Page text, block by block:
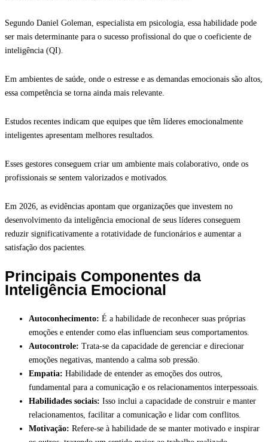
Segundo Daniel Goleman, especialista em psicologia, essa habilidade pode
ser mais determinante para o sucesso profissional do que o coeficiente de
inteligência (QI).
Em ambientes de saúde, onde o estresse e as demandas emocionais são altos,
essa competência se torna ainda mais relevante.
Estudos recentes indicam que equipes que têm líderes emocionalmente
inteligentes apresentam melhores resultados.
Esses gestores conseguem criar um ambiente mais colaborativo, onde os
profissionais se sentem valorizados e motivados.
Em 2026, as evidências apontam que organizações que investem no
desenvolvimento da inteligência emocional de seus líderes conseguem
reduzir significativamente a rotatividade de funcionários e aumentar a
satisfação dos pacientes.
Principais Componentes da
Inteligência Emocional
Autoconhecimento: É a habilidade de reconhecer suas próprias
emoções e entender como elas influenciam seus comportamentos.
Autocontrole: Trata-se da capacidade de gerenciar e direcionar
emoções negativas, mantendo a calma sob pressão.
Empatia: Habilidade de entender as emoções dos outros,
fundamental para a comunicação e os relacionamentos interpessoais.
Habilidades sociais: Isso inclui a capacidade de construir e manter
relacionamentos, facilitar a comunicação e lidar com conflitos.
Motivação: Refere-se à habilidade de se manter motivado e inspirar